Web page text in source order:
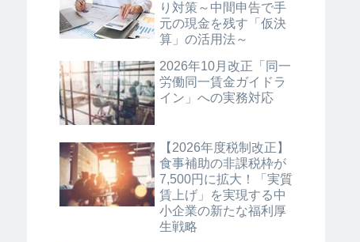
り対策～中間申告で手
元の現金を残す「仮決
算」の活用法～
2026年10月改正「同一
労働同一賃金ガイドラ
イン」への実務対応
【2026年度税制改正】
食事補助の非課税枠が
7,500円に拡大！「実質
賃上げ」を実現する中
小企業の新たな福利厚
生戦略